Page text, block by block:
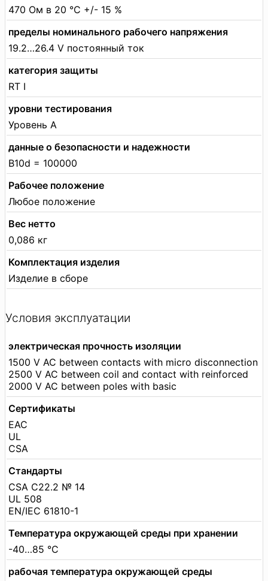
470 Ом в 20 °C +/- 15 %
пределы номинального рабочего напряжения
19.2…26.4 V постоянный ток
категория защиты
RT I
уровни тестирования
Уровень А
данные о безопасности и надежности
B10d = 100000
Рабочее положение
Любое положение
Вес нетто
0,086 кг
Комплектация изделия
Изделие в сборе
Условия эксплуатации
электрическая прочность изоляции
1500 V AC between contacts with micro disconnection
2500 V AC between coil and contact with reinforced
2000 V AC between poles with basic
Сертификаты
EAC
UL
CSA
Стандарты
CSA C22.2 № 14
UL 508
EN/IEC 61810-1
Температура окружающей среды при хранении
-40…85 °C
рабочая температура окружающей среды